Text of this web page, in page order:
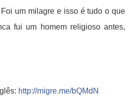
um milagre e isso é tudo o que
fui um homem religioso antes,
http://migre.me/bQMdN